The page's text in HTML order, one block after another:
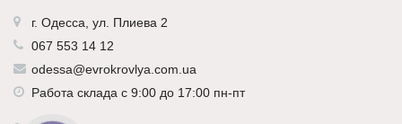
г. Одесса, ул. Плиева 2
067 553 14 12
odessa@evrokrovlya.com.ua
Работа склада с 9:00 до 17:00 пн-пт